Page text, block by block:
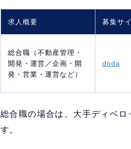
求人概要 募集サ
総合職（不動産管理・
開発・運営／企画・開
発・営業・運営など）
doda
総合職の場合は、大手ディベ
す。